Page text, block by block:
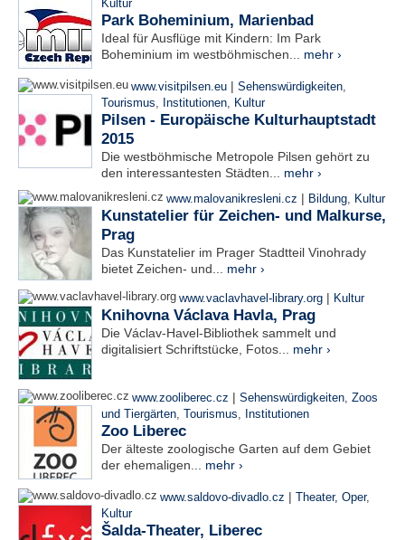
Kultur
Park Boheminium, Marienbad
Ideal für Ausflüge mit Kindern: Im Park
Boheminium im westböhmischen... mehr ›
www.visitpilsen.eu | Sehenswürdigkeiten,
Tourismus, Institutionen, Kultur
Pilsen - Europäische Kulturhauptstadt
2015
Die westböhmische Metropole Pilsen gehört zu
den interessantesten Städten... mehr ›
www.malovanikresleni.cz | Bildung, Kultur
Kunstatelier für Zeichen- und Malkurse,
Prag
Das Kunstatelier im Prager Stadtteil Vinohrady
bietet Zeichen- und... mehr ›
www.vaclavhavel-library.org | Kultur
Knihovna Václava Havla, Prag
Die Václav-Havel-Bibliothek sammelt und
digitalisiert Schriftstücke, Fotos... mehr ›
www.zooliberec.cz | Sehenswürdigkeiten, Zoos
und Tiergärten, Tourismus, Institutionen
Zoo Liberec
Der älteste zoologische Garten auf dem Gebiet
der ehemaligen... mehr ›
www.saldovo-divadlo.cz | Theater, Oper,
Kultur
Šalda-Theater, Liberec